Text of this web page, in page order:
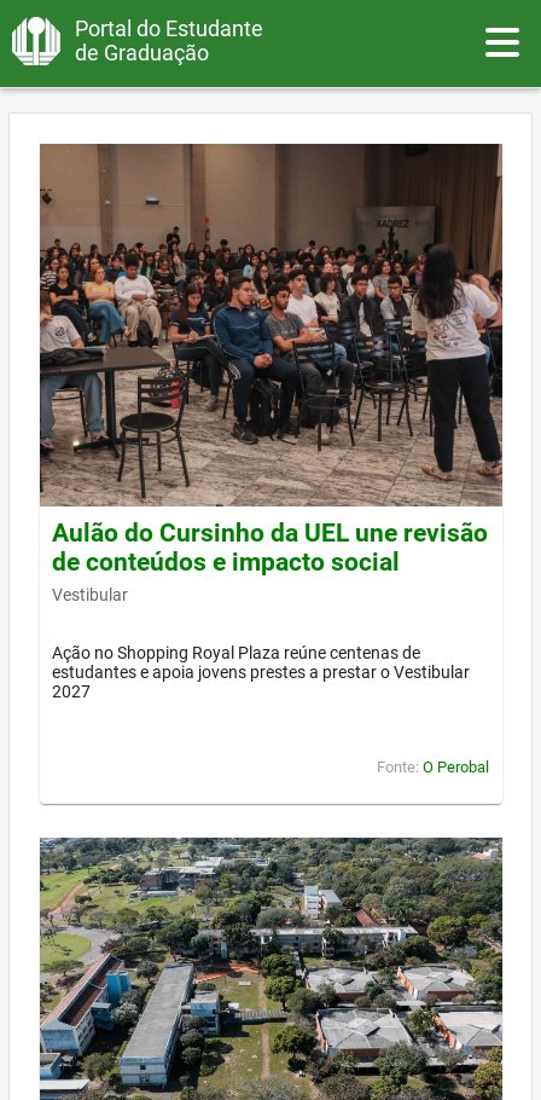
Portal do Estudante
de Graduação
Aulão do Cursinho da UEL une revisão
de conteúdos e impacto social
Vestibular
Ação no Shopping Royal Plaza reúne centenas de
estudantes e apoia jovens prestes a prestar o Vestibular
2027
Fonte: O Perobal